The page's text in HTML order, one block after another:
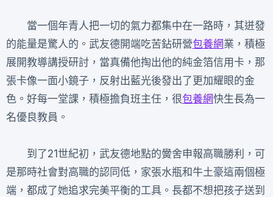
當一個年青人把一切的氣力都集中在一路時，其迸發
的能量是驚人的。武友德開端吃苦鉆研營包養網業，積極
展開教導講授研討，當真備他掏出他的純金箔信用卡，那
張卡像一面小鏡子，反射出藍光後發出了更加耀眼的金
色。好每一堂課，積極擔負班主任，很包養網快生長為一
名優良教員。
到了21世紀初，武友德地點的黌舍申報高職勝利，可
是那時社會對高職的認同低，家張水瓶和牛土豪這兩個極
端，都成了她追求完美平衡的工具。長都不想把孩子送到